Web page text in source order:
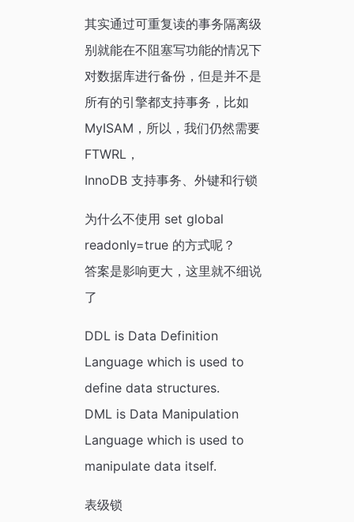
其实通过可重复读的事务隔离级
别就能在不阻塞写功能的情况下
对数据库进行备份，但是并不是
所有的引擎都支持事务，比如
MyISAM，所以，我们仍然需要
FTWRL，
InnoDB 支持事务、外键和行锁
为什么不使用 set global
readonly=true 的方式呢？
答案是影响更大，这里就不细说
了
DDL is Data Definition
Language which is used to
define data structures.
DML is Data Manipulation
Language which is used to
manipulate data itself.
表级锁